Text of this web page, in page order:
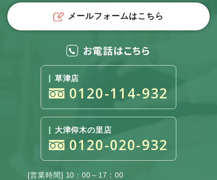
メールフォームはこちら
お電話はこちら
草津店
0120-114-932
大津仰木の里店
0120-020-932
[営業時間] 10：00～17：00